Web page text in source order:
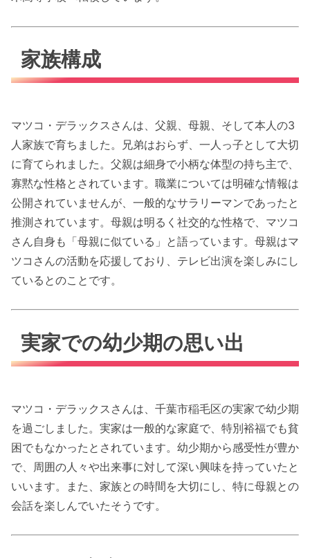
家族構成
マツコ・デラックスさんは、父親、母親、そして本人の3
人家族で育ちました。兄弟はおらず、一人っ子として大切
に育てられました。父親は細身で小柄な体型の持ち主で、
寡黙な性格とされています。職業については明確な情報は
公開されていませんが、一般的なサラリーマンであったと
推測されています。母親は明るく社交的な性格で、マツコ
さん自身も「母親に似ている」と語っています。母親はマ
ツコさんの活動を応援しており、テレビ出演を楽しみにし
ているとのことです。
実家での幼少期の思い出
マツコ・デラックスさんは、千葉市稲毛区の実家で幼少期
を過ごしました。実家は一般的な家庭で、特別裕福でも貧
困でもなかったとされています。幼少期から感受性が豊か
で、周囲の人々や出来事に対して深い興味を持っていたと
いいます。また、家族との時間を大切にし、特に母親との
会話を楽しんでいたそうです。